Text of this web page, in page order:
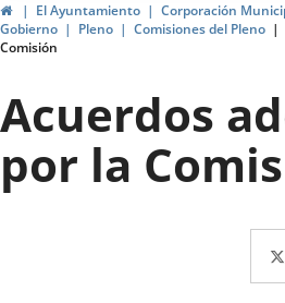
de
Valladolid
InicioEl Ayuntamiento Corporación
Gobierno
Pleno Comisiones del Pleno
Comisión
Acuerdos
por la